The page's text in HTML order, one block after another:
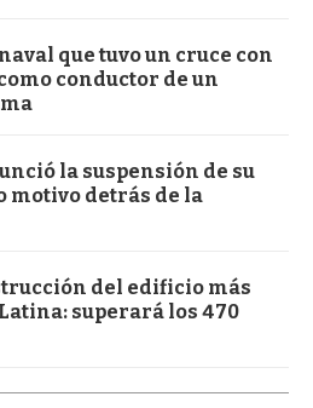
que tuvo un cruce con
conductor de un
la suspensión de su
motivo detrás de la
del edificio más
superará los 470